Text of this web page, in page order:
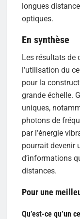
longues
optiques.
En synthèse
Les résultats de
l’utilisation du
pour la
grande échelle.
uniques,
photons de
par l’énergie
pourrait devenir
d’informations
distances.
Pour une
Qu’est-ce qu’un